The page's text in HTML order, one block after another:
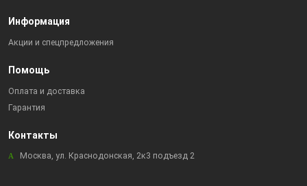
Информация
Акции и спецпредложения
Помощь
Оплата и доставка
Гарантия
Контакты
Москва, ул. Краснодонская, 2к3 подъезд 2